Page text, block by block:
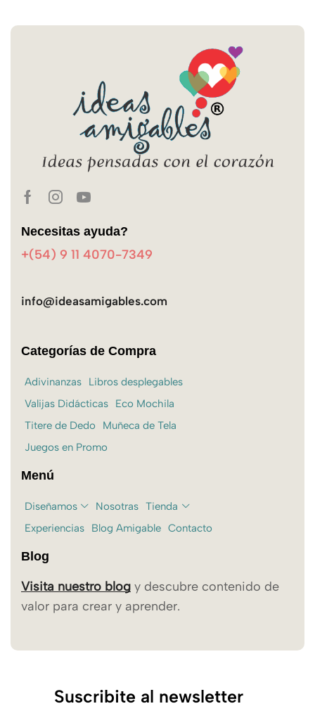
Necesitas ayuda?
+(54) 9 11 4070-7349
info@ideasamigables.com
Categorías de Compra
Adivinanzas
Libros desplegables
Valijas Didácticas
Eco Mochila
Titere de Dedo
Muñeca de Tela
Juegos en Promo
Menú
Diseñamos Nosotras Tienda
Experiencias
Blog Amigable Contacto
Blog
Visita nuestro blog y descubre contenido de
valor para crear y aprender.
Suscribite al newsletter